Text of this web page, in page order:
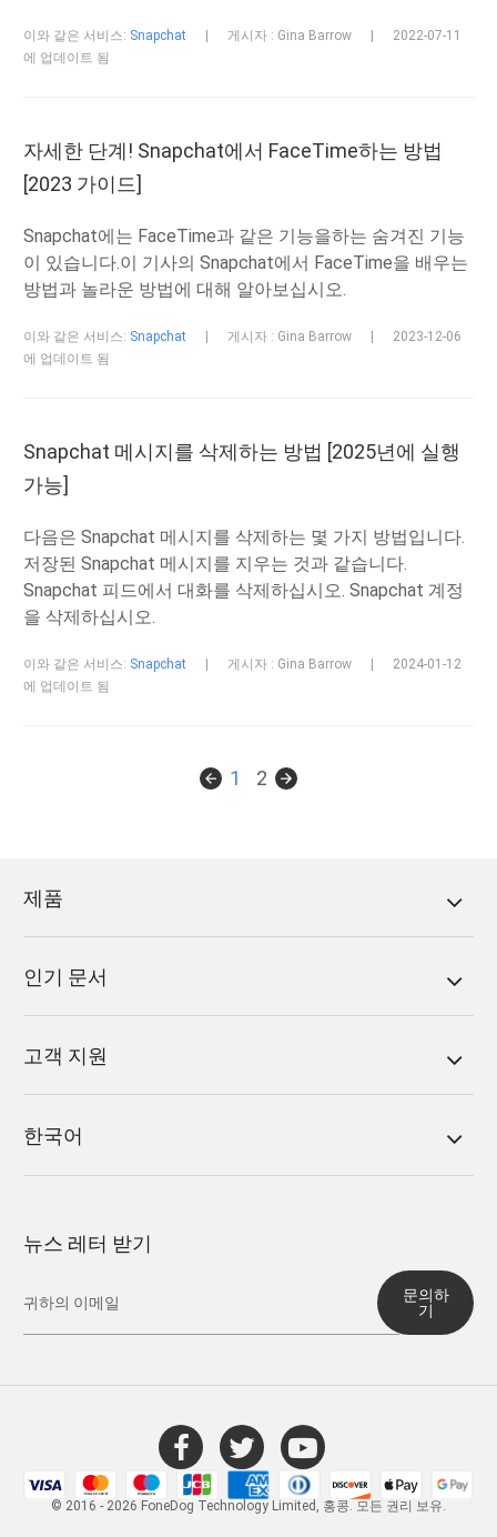
이와 같은 서비스: Snapchat 게시자 : Gina Barrow
2022-07-11
에 업데이트 됨
자세한 단계! Snapchat에서 FaceTime하는 방법
[2023 가이드]
Snapchat에는 FaceTime과 같은 기능을하는 숨겨진 기능
이 있습니다.이 기사의 Snapchat에서 FaceTime을 배우는
방법과 놀라운 방법에 대해 알아보십시오.
이와 같은 서비스: Snapchat 게시자 : Gina Barrow
2023-12-06
에 업데이트 됨
Snapchat 메시지를 삭제하는 방법 [2025년에 실행
가능]
다음은 Snapchat 메시지를 삭제하는 몇 가지 방법입니다.
저장된 Snapchat 메시지를 지우는 것과 같습니다.
Snapchat 피드에서 대화를 삭제하십시오. Snapchat 계정
을 삭제하십시오.
이와 같은 서비스: Snapchat 게시자 : Gina Barrow
2024-01-12
에 업데이트 됨
1 2
제품
인기 문서
고객 지원
한국어
뉴스 레터 받기
문의하
기
© 2016 - 2026 FoneDog Technology Limited, 홍콩. 모든 권리 보유.